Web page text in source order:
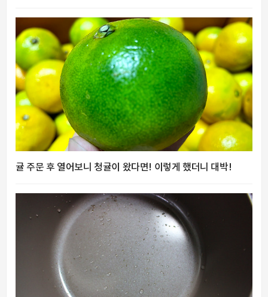
귤 주문 후 열어보니 청귤이 왔다면! 이렇게 했더니 대박!